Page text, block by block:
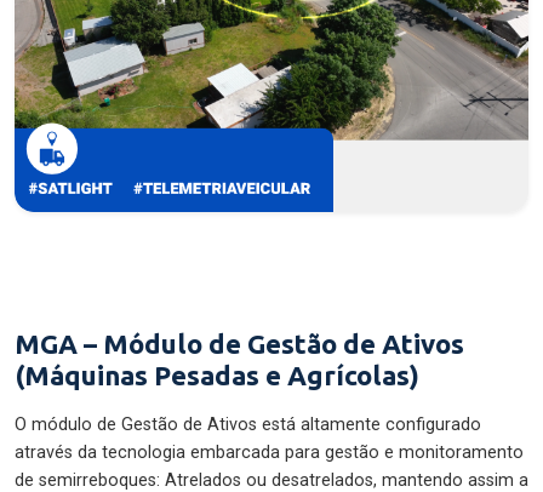
MGA – Módulo de Gestão de Ativos
(Máquinas Pesadas e Agrícolas)
O módulo de Gestão de Ativos está altamente configurado
através da tecnologia embarcada para gestão e monitoramento
de semirreboques: Atrelados ou desatrelados, mantendo assim a